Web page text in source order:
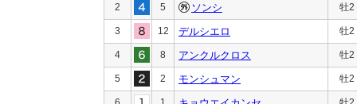
2 5 ソンシ 牡2
3 12 デルシエロ 牡2
4 8 アンクルクロス 牡2
5 2 モンシュマン 牡2